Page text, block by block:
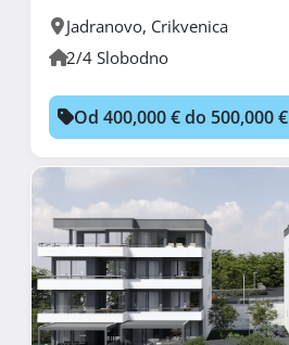
Jadranovo, Crikvenica
2/4 Slobodno
Od 400,000 € do 500,000 €